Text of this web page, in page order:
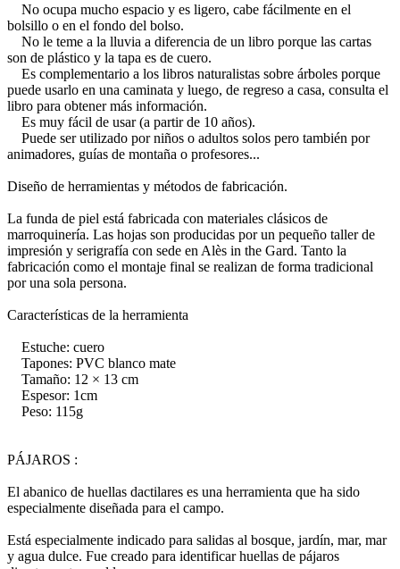
No ocupa mucho espacio y es ligero, cabe fácilmente en el
bolsillo o en el fondo del bolso.
No le teme a la lluvia a diferencia de un libro porque las cartas
son de plástico y la tapa es de cuero.
Es complementario a los libros naturalistas sobre árboles porque
puede usarlo en una caminata y luego, de regreso a casa, consulta el
libro para obtener más información.
Es muy fácil de usar (a partir de 10 años).
Puede ser utilizado por niños o adultos solos pero también por
animadores, guías de montaña o profesores...
Diseño de herramientas y métodos de fabricación.
La funda de piel está fabricada con materiales clásicos de
marroquinería. Las hojas son producidas por un pequeño taller de
impresión y serigrafía con sede en Alès in the Gard. Tanto la
fabricación como el montaje final se realizan de forma tradicional
por una sola persona.
Características de la herramienta
Estuche: cuero
Tapones: PVC blanco mate
Tamaño: 12 × 13 cm
Espesor: 1cm
Peso: 115g
PÁJAROS :
El abanico de huellas dactilares es una herramienta que ha sido
especialmente diseñada para el campo.
Está especialmente indicado para salidas al bosque, jardín, mar, mar
y agua dulce. Fue creado para identificar huellas de pájaros